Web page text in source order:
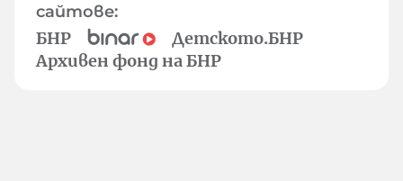
сайтове:
БНР
Детското.БНР
Архивен фонд на БНР